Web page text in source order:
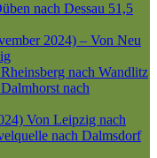
nach Dessau 51,5
2024) – Von Neu
nach Wandlitz
nach
Von Leipzig nach
nach Dalmsdorf